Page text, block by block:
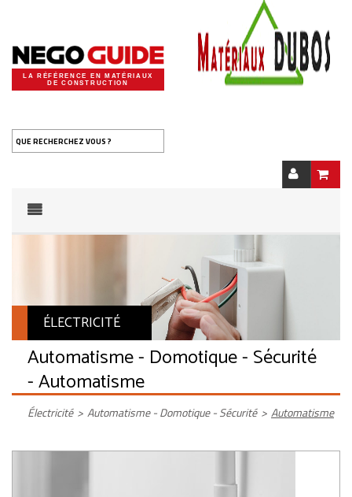
LA RÉFÉRENCE EN MATÉRIAUX
DE CONSTRUCTION
QUE RECHERCHEZ VOUS ?
ÉLECTRICITÉ
Automatisme - Domotique - Sécurité
- Automatisme
Électricité > Automatisme - Domotique - Sécurité > Automatisme